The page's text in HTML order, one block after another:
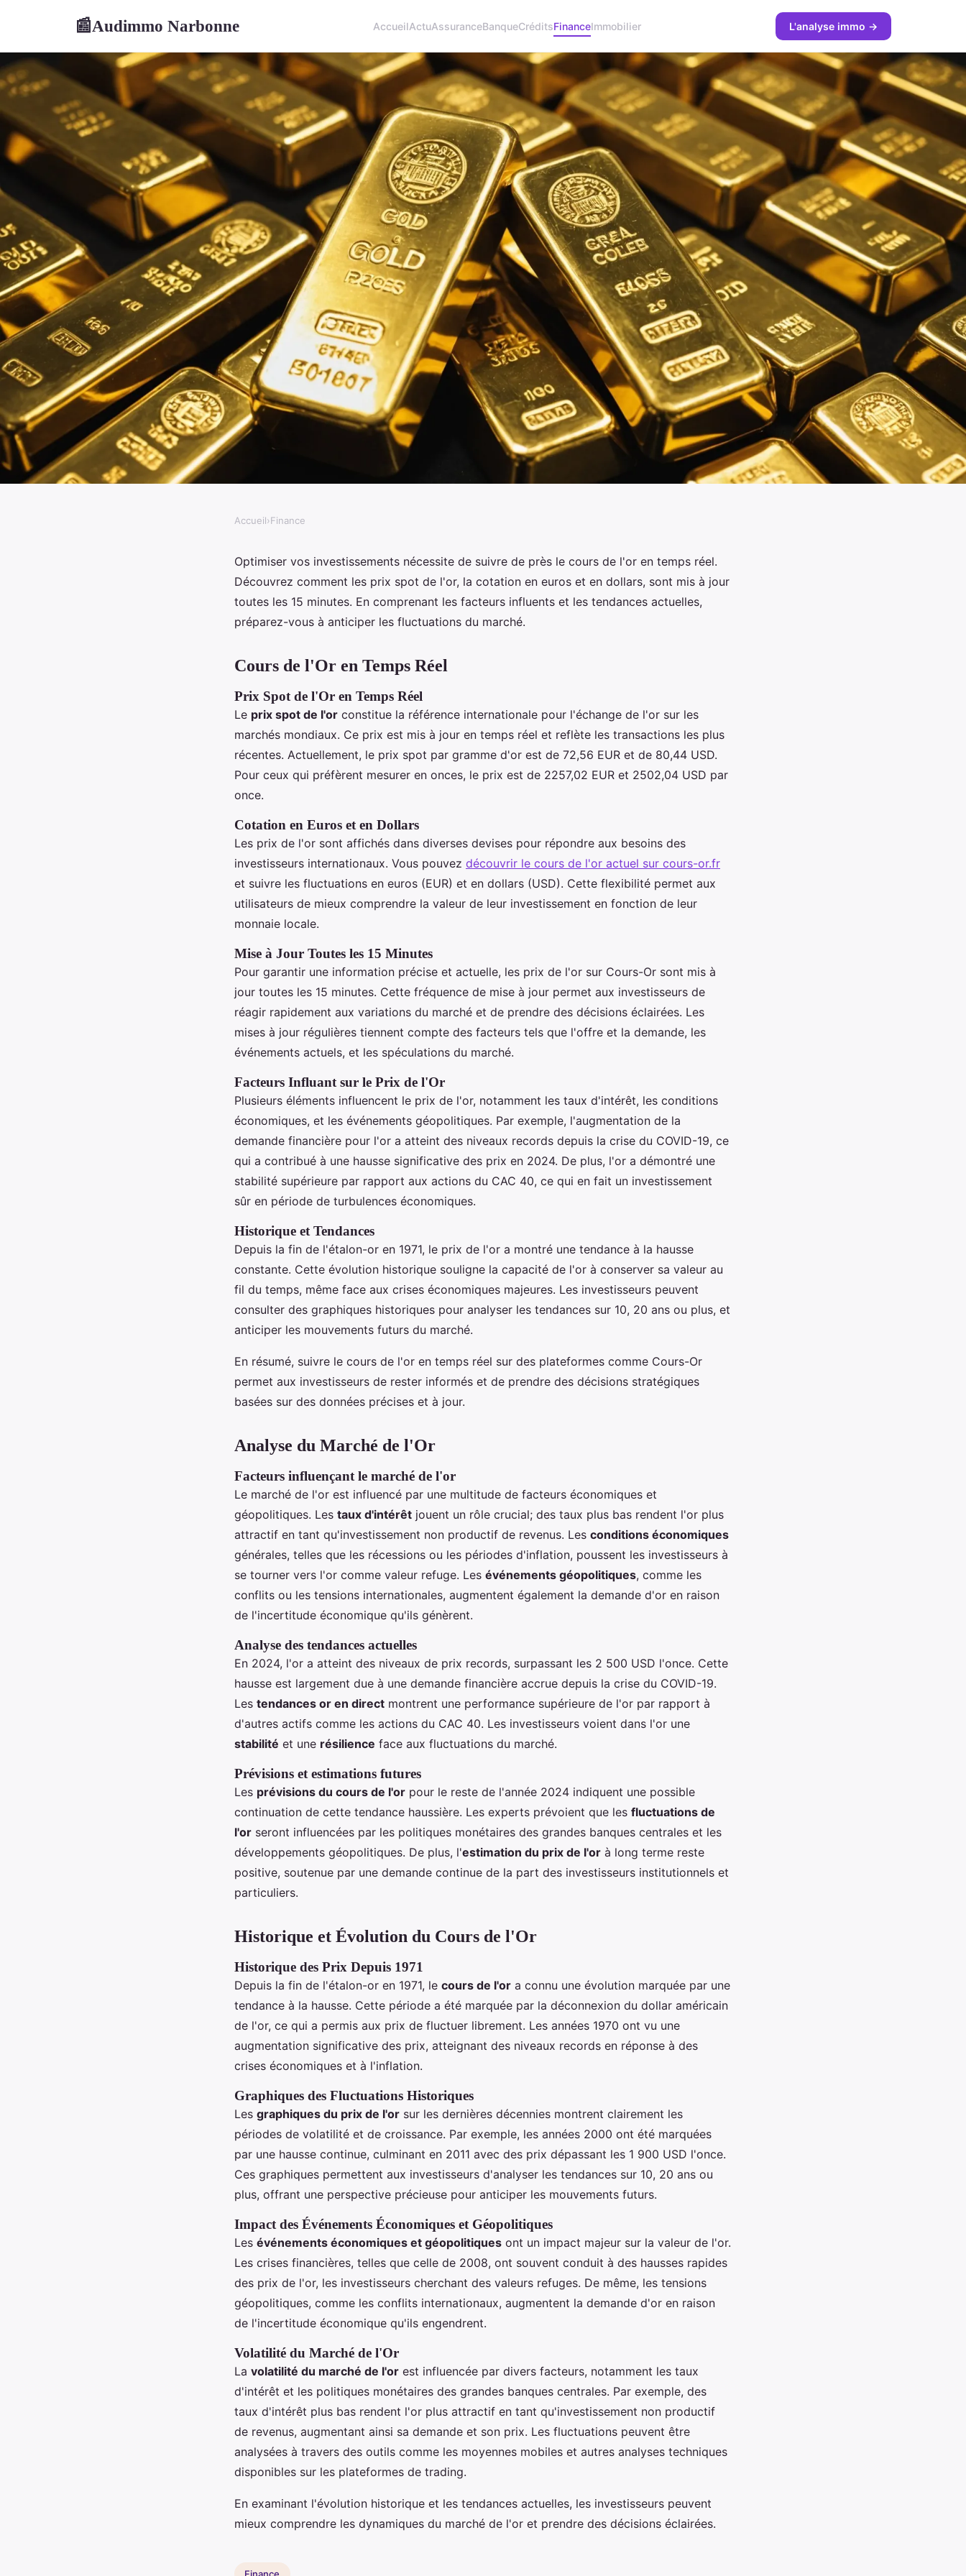
📰Audimmo Narbonne AccueilActuAssuranceBanqueCréditsFinanceImmobilier L'analyse immo →
Tout savoir sur le cours de l'or en temps
Accueil›Finance
Optimiser vos investissements nécessite de suivre de près le cours de l'or en temps réel.
Découvrez comment les prix spot de l'or, la cotation en euros et en dollars, sont mis à jour
toutes les 15 minutes. En comprenant les facteurs influents et les tendances actuelles,
préparez-vous à anticiper les fluctuations du marché.
Cours de l'Or en Temps Réel
Prix Spot de l'Or en Temps Réel
Le prix spot de l'or constitue la référence internationale pour l'échange de l'or sur les
marchés mondiaux. Ce prix est mis à jour en temps réel et reflète les transactions les plus
récentes. Actuellement, le prix spot par gramme d'or est de 72,56 EUR et de 80,44 USD.
Pour ceux qui préfèrent mesurer en onces, le prix est de 2257,02 EUR et 2502,04 USD par
once.
Cotation en Euros et en Dollars
Les prix de l'or sont affichés dans diverses devises pour répondre aux besoins des
investisseurs internationaux. Vous pouvez découvrir le cours de l'or actuel sur cours-or.fr
et suivre les fluctuations en euros (EUR) et en dollars (USD). Cette flexibilité permet aux
utilisateurs de mieux comprendre la valeur de leur investissement en fonction de leur
monnaie locale.
Mise à Jour Toutes les 15 Minutes
Pour garantir une information précise et actuelle, les prix de l'or sur Cours-Or sont mis à
jour toutes les 15 minutes. Cette fréquence de mise à jour permet aux investisseurs de
réagir rapidement aux variations du marché et de prendre des décisions éclairées. Les
mises à jour régulières tiennent compte des facteurs tels que l'offre et la demande, les
événements actuels, et les spéculations du marché.
Facteurs Influant sur le Prix de l'Or
Plusieurs éléments influencent le prix de l'or, notamment les taux d'intérêt, les conditions
économiques, et les événements géopolitiques. Par exemple, l'augmentation de la
demande financière pour l'or a atteint des niveaux records depuis la crise du COVID-19, ce
qui a contribué à une hausse significative des prix en 2024. De plus, l'or a démontré une
stabilité supérieure par rapport aux actions du CAC 40, ce qui en fait un investissement
sûr en période de turbulences économiques.
Historique et Tendances
Depuis la fin de l'étalon-or en 1971, le prix de l'or a montré une tendance à la hausse
constante. Cette évolution historique souligne la capacité de l'or à conserver sa valeur au
fil du temps, même face aux crises économiques majeures. Les investisseurs peuvent
consulter des graphiques historiques pour analyser les tendances sur 10, 20 ans ou plus, et
anticiper les mouvements futurs du marché.
En résumé, suivre le cours de l'or en temps réel sur des plateformes comme Cours-Or
permet aux investisseurs de rester informés et de prendre des décisions stratégiques
basées sur des données précises et à jour.
Analyse du Marché de l'Or
Facteurs influençant le marché de l'or
Le marché de l'or est influencé par une multitude de facteurs économiques et
géopolitiques. Les taux d'intérêt jouent un rôle crucial; des taux plus bas rendent l'or plus
attractif en tant qu'investissement non productif de revenus. Les conditions économiques
générales, telles que les récessions ou les périodes d'inflation, poussent les investisseurs à
se tourner vers l'or comme valeur refuge. Les événements géopolitiques, comme les
conflits ou les tensions internationales, augmentent également la demande d'or en raison
de l'incertitude économique qu'ils génèrent.
Analyse des tendances actuelles
En 2024, l'or a atteint des niveaux de prix records, surpassant les 2 500 USD l'once. Cette
hausse est largement due à une demande financière accrue depuis la crise du COVID-19.
Les tendances or en direct montrent une performance supérieure de l'or par rapport à
d'autres actifs comme les actions du CAC 40. Les investisseurs voient dans l'or une
stabilité et une résilience face aux fluctuations du marché.
Prévisions et estimations futures
Les prévisions du cours de l'or pour le reste de l'année 2024 indiquent une possible
continuation de cette tendance haussière. Les experts prévoient que les fluctuations de
l'or seront influencées par les politiques monétaires des grandes banques centrales et les
développements géopolitiques. De plus, l'estimation du prix de l'or à long terme reste
positive, soutenue par une demande continue de la part des investisseurs institutionnels et
particuliers.
Historique et Évolution du Cours de l'Or
Historique des Prix Depuis 1971
Depuis la fin de l'étalon-or en 1971, le cours de l'or a connu une évolution marquée par une
tendance à la hausse. Cette période a été marquée par la déconnexion du dollar américain
de l'or, ce qui a permis aux prix de fluctuer librement. Les années 1970 ont vu une
augmentation significative des prix, atteignant des niveaux records en réponse à des
crises économiques et à l'inflation.
Graphiques des Fluctuations Historiques
Les graphiques du prix de l'or sur les dernières décennies montrent clairement les
périodes de volatilité et de croissance. Par exemple, les années 2000 ont été marquées
par une hausse continue, culminant en 2011 avec des prix dépassant les 1 900 USD l'once.
Ces graphiques permettent aux investisseurs d'analyser les tendances sur 10, 20 ans ou
plus, offrant une perspective précieuse pour anticiper les mouvements futurs.
Impact des Événements Économiques et Géopolitiques
Les événements économiques et géopolitiques ont un impact majeur sur la valeur de l'or.
Les crises financières, telles que celle de 2008, ont souvent conduit à des hausses rapides
des prix de l'or, les investisseurs cherchant des valeurs refuges. De même, les tensions
géopolitiques, comme les conflits internationaux, augmentent la demande d'or en raison
de l'incertitude économique qu'ils engendrent.
Volatilité du Marché de l'Or
La volatilité du marché de l'or est influencée par divers facteurs, notamment les taux
d'intérêt et les politiques monétaires des grandes banques centrales. Par exemple, des
taux d'intérêt plus bas rendent l'or plus attractif en tant qu'investissement non productif
de revenus, augmentant ainsi sa demande et son prix. Les fluctuations peuvent être
analysées à travers des outils comme les moyennes mobiles et autres analyses techniques
disponibles sur les plateformes de trading.
En examinant l'évolution historique et les tendances actuelles, les investisseurs peuvent
mieux comprendre les dynamiques du marché de l'or et prendre des décisions éclairées.
Finance